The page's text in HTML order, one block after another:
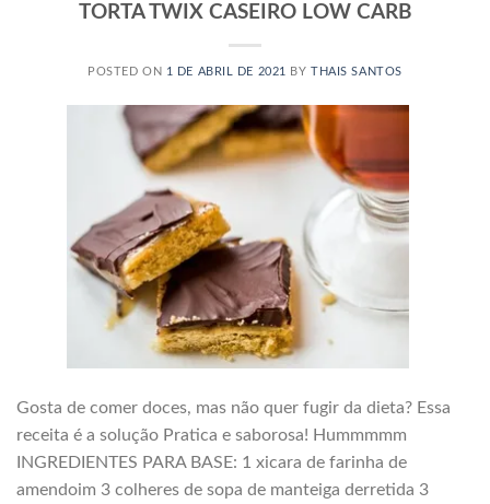
TORTA TWIX CASEIRO LOW CARB
POSTED ON 1 DE ABRIL DE 2021 BYTHAIS SANTOS
Gosta de comer doces, mas não quer fugir da dieta? Essa
receita é a solução Pratica e saborosa! Hummmmm
INGREDIENTES PARA BASE: 1 xicara de farinha de
amendoim 3 colheres de sopa de manteiga derretida 3